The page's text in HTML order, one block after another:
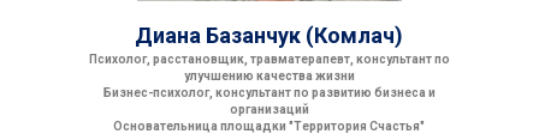
Диана Базанчук (Комлач)
Психолог, расстановщик, травматерапевт, консультант по
улучшению качества жизни
Бизнес-психолог, консультант по развитию бизнеса и
организаций
Основательница площадки "Территория Счастья"